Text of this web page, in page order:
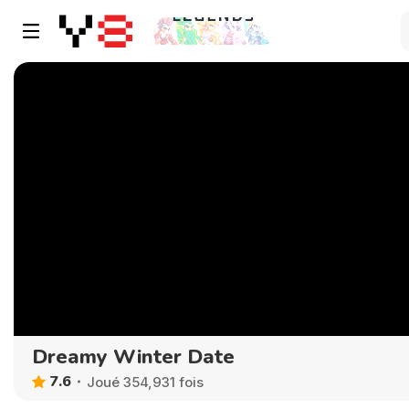
Dreamy Winter Date
7.6 Joué 354,931 fois